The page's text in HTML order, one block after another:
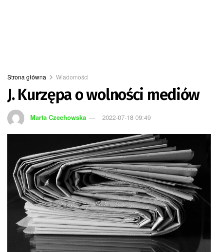
Strona główna Wiadomości
J. Kurzępa o wolności mediów
Marta Czechowska 2022-07-18 09:49